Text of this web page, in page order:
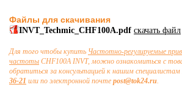
Файлы для скачивания
INVT_Techmic_CHF100A.pdf скачать файл
Для того чтобы купить Частотно-регулируемые
частоты CHF100A INVT, можно ознакомиться с
обратиться за консультацией к нашим
36-21 или по электронной почте post@tok24.ru.